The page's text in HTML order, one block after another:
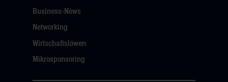
Business-News
Networking
Wirtschaftslöwen
Mikrosponsoring